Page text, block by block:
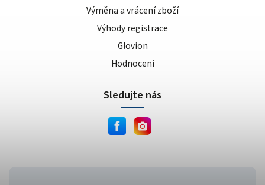
Výměna a vrácení zboží
Výhody registrace
Glovion
Hodnocení
Sledujte nás